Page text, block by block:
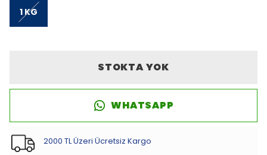
1 KG
STOKTA YOK
WHATSAPP
2000 TL Üzeri Ücretsiz Kargo